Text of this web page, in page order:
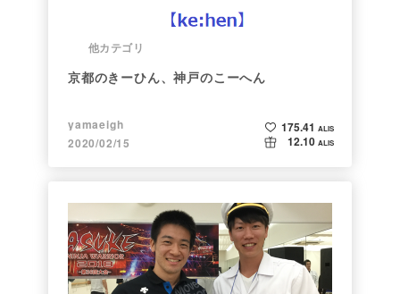
他カテゴリ
京都のきーひん、神戸のこーへん
yamaeigh
2020/02/15
175.41 ALIS
12.10 ALIS